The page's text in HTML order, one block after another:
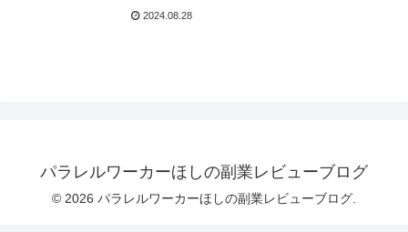
2024.08.28
パラレルワーカーほしの副業レビューブログ
© 2026 パラレルワーカーほしの副業レビューブログ.